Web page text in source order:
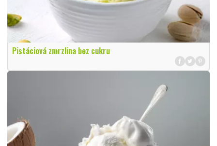
Pistáciová zmrzlina bez cukru